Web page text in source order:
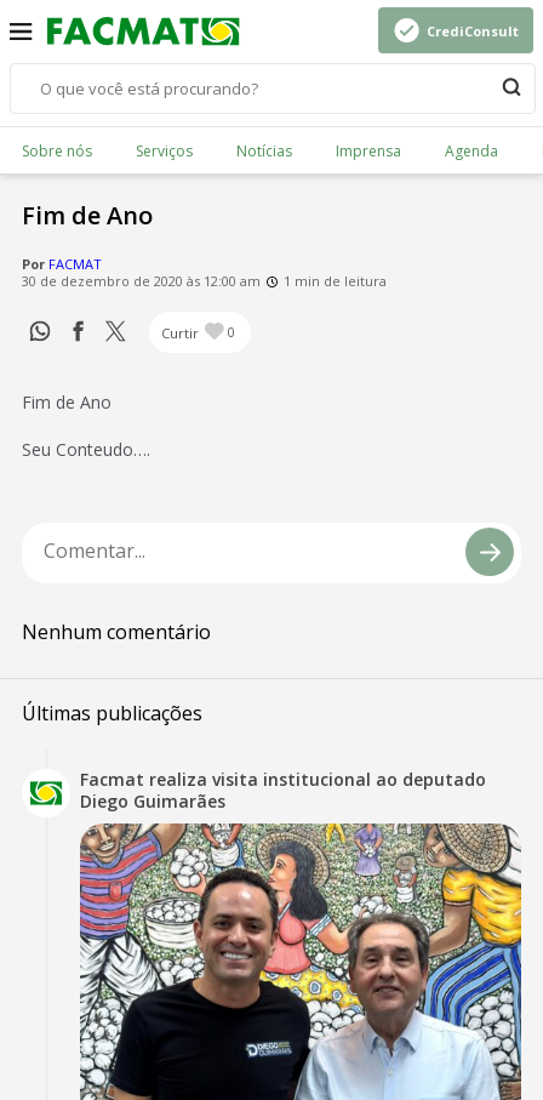
CrediConsult
Sobre nós Serviços Notícias Imprensa Agenda
Fim de Ano
Por FACMAT
30 de dezembro de 2020 às 12:00 am
1 min de leitura
Curtir 0
Fim de Ano
Seu Conteudo….
Nenhum comentário
Últimas publicações
Facmat realiza visita institucional ao deputado
Diego Guimarães